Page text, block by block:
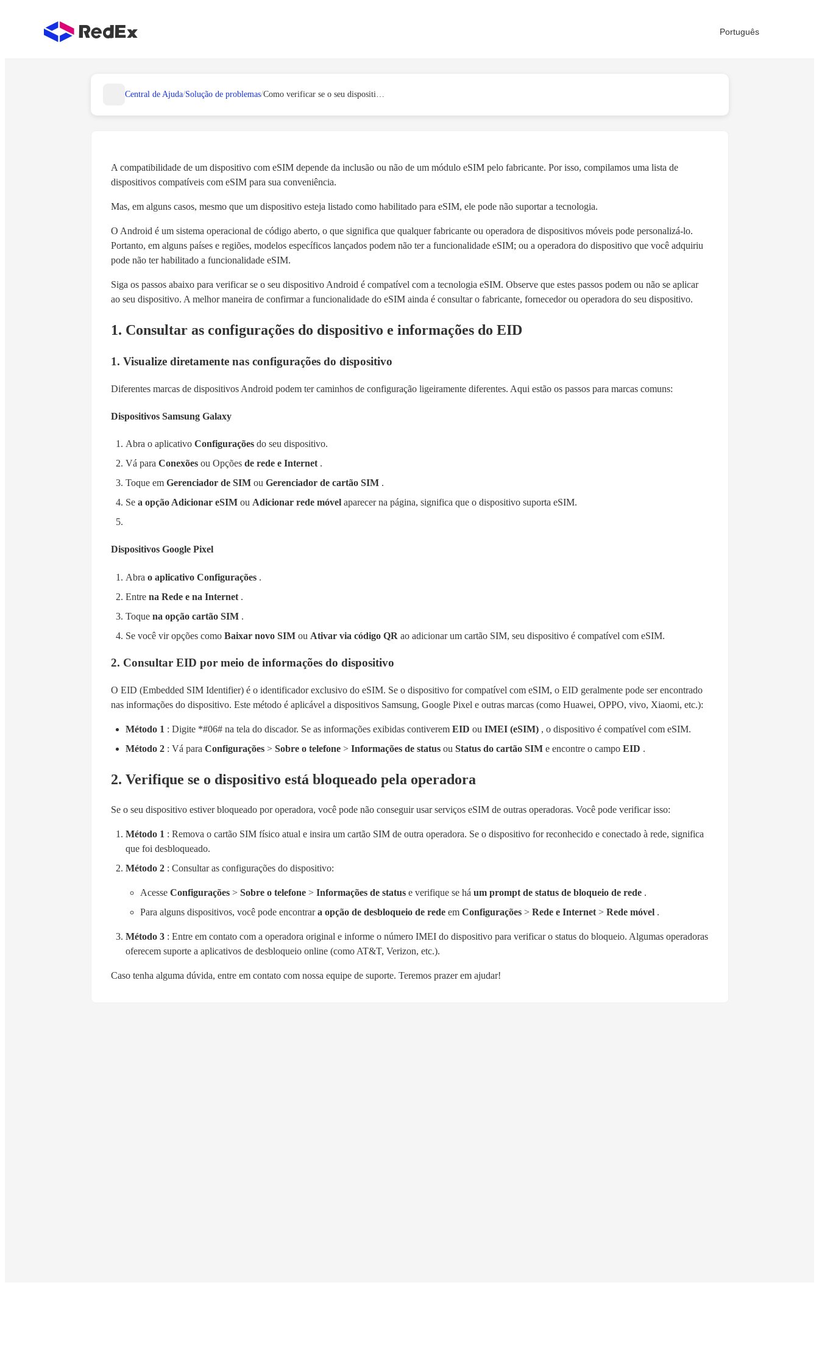
Português
Central de Ajuda/Solução de problemas/ Como verificar se o seu dispositivo Android suporta eSIM?
A compatibilidade de um dispositivo com eSIM depende da inclusão ou não de um módulo eSIM pelo fabricante. Por isso, compilamos uma lista de
dispositivos compatíveis com eSIM para sua conveniência.
Mas, em alguns casos, mesmo que um dispositivo esteja listado como habilitado para eSIM, ele pode não suportar a tecnologia.
O Android é um sistema operacional de código aberto, o que significa que qualquer fabricante ou operadora de dispositivos móveis pode personalizá-lo.
Portanto, em alguns países e regiões, modelos específicos lançados podem não ter a funcionalidade eSIM; ou a operadora do dispositivo que você adquiriu
pode não ter habilitado a funcionalidade eSIM.
Siga os passos abaixo para verificar se o seu dispositivo Android é compatível com a tecnologia eSIM. Observe que estes passos podem ou não se aplicar
ao seu dispositivo. A melhor maneira de confirmar a funcionalidade do eSIM ainda é consultar o fabricante, fornecedor ou operadora do seu dispositivo.
1. Consultar as configurações do dispositivo e informações do EID
1. Visualize diretamente nas configurações do dispositivo
Diferentes marcas de dispositivos Android podem ter caminhos de configuração ligeiramente diferentes. Aqui estão os passos para marcas comuns:
Dispositivos Samsung Galaxy
Abra o aplicativo Configuraçõesdo seu dispositivo.
Vá para Conexõesou Opções de rede e Internet.
Toque em Gerenciador de SIMou Gerenciador de cartão SIM.
Se a opção Adicionar eSIMou Adicionar rede móvelaparecer na página, significa que o dispositivo suporta eSIM.
Dispositivos Google Pixel
Abra o aplicativo Configurações.
Entre na Rede e na Internet.
Toque na opção cartão SIM.
Se você vir opções como Baixar novo SIMou Ativar via código QR ao adicionar um cartão SIM, seu dispositivo é compatível com eSIM.
2. Consultar EID por meio de informações do dispositivo
O EID (Embedded SIM Identifier) é o identificador exclusivo do eSIM. Se o dispositivo for compatível com eSIM, o EID geralmente pode ser encontrado
nas informações do dispositivo. Este método é aplicável a dispositivos Samsung, Google Pixel e outras marcas (como Huawei, OPPO, vivo, Xiaomi, etc.):
Método 1 : Digite *#06# na tela do discador. Se as informações exibidas contiverem EID ou IMEI (eSIM), o dispositivo é compatível com eSIM.
Método 2: Vá para Configurações> Sobre o telefone> Informações de statusou Status do cartão SIMe encontre o campo EID .
2. Verifique se o dispositivo está bloqueado pela operadora
Se o seu dispositivo estiver bloqueado por operadora, você pode não conseguir usar serviços eSIM de outras operadoras. Você pode verificar isso:
Método 1 : Remova o cartão SIM físico atual e insira um cartão SIM de outra operadora. Se o dispositivo for reconhecido e conectado à rede, significa
que foi desbloqueado.
Método 2: Consultar as configurações do dispositivo:
Acesse Configurações> Sobre o telefone> Informações de statuse verifique se há um prompt de status de bloqueio de rede.
Para alguns dispositivos, você pode encontrara opção de desbloqueio de redeem Configurações> Rede e Internet> Rede móvel.
Método 3: Entre em contato com a operadora original e informe o número IMEI do dispositivo para verificar o status do bloqueio. Algumas operadoras
oferecem suporte a aplicativos de desbloqueio online (como AT&T, Verizon, etc.).
Caso tenha alguma dúvida, entre em contato com nossa equipe de suporte. Teremos prazer em ajudar!